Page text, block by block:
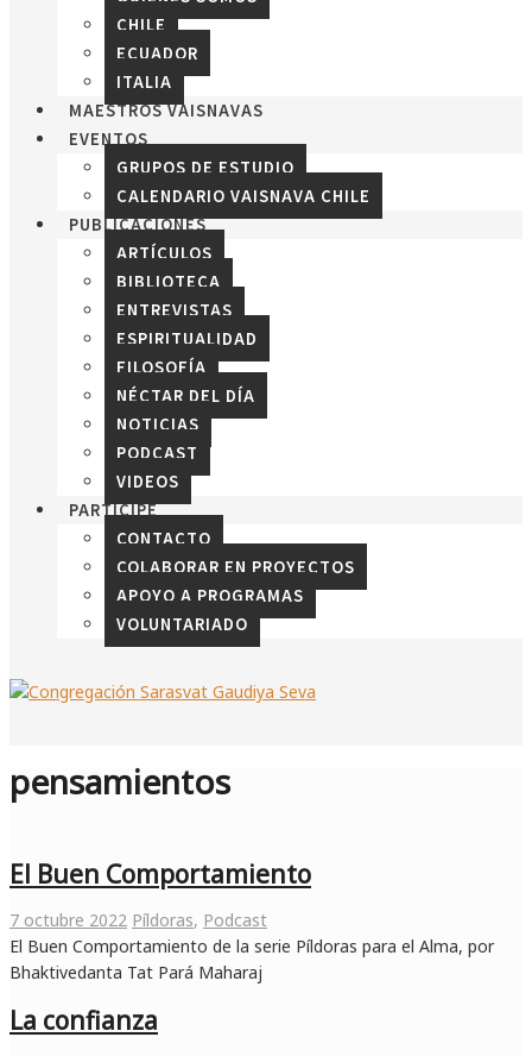
CHILE
ECUADOR
ITALIA
MAESTROS VAISNAVAS
EVENTOS
GRUPOS DE ESTUDIO
CALENDARIO VAISNAVA CHILE
PUBLICACIONES
ARTÍCULOS
BIBLIOTECA
ENTREVISTAS
ESPIRITUALIDAD
FILOSOFÍA
NÉCTAR DEL DÍA
NOTICIAS
PODCAST
VIDEOS
PARTICIPE
CONTACTO
COLABORAR EN PROYECTOS
APOYO A PROGRAMAS
VOLUNTARIADO
pensamientos
El Buen Comportamiento
7 octubre 2022 Píldoras, Podcast
El Buen Comportamiento de la serie Píldoras para el Alma, por
Bhaktivedanta Tat Pará Maharaj
La confianza